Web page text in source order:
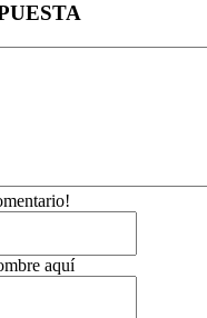
aquí